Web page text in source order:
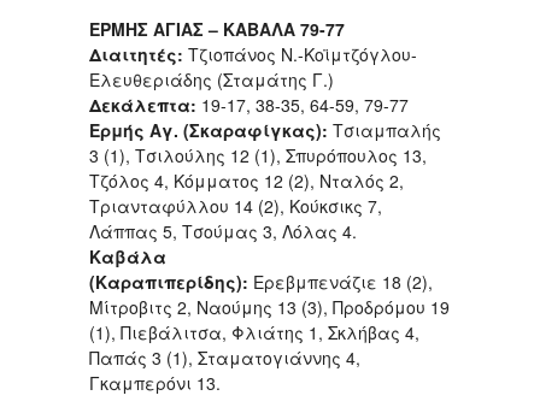
ΕΡΜΗΣ ΑΓΙΑΣ – ΚΑΒΑΛΑ 79-77
Διαιτητές: Τζιοπάνος Ν.-Κοϊμτζόγλου-
Ελευθεριάδης (Σταμάτης Γ.)
Δεκάλεπτα: 19-17, 38-35, 64-59, 79-77
Ερμής Αγ. (Σκαραφίγκας): Τσιαμπαλής
3 (1), Τσιλούλης 12 (1), Σπυρόπουλος 13,
Τζόλος 4, Κόμματος 12 (2), Νταλός 2,
Τριανταφύλλου 14 (2), Κούκσικς 7,
Λάππας 5, Τσούμας 3, Λόλας 4.
Καβάλα
(Καραπιπερίδης): Ερεβμπενάζιε 18 (2),
Μίτροβιτς 2, Ναούμης 13 (3), Προδρόμου 19
(1), Πιεβάλιτσα, Φλιάτης 1, Σκλήβας 4,
Παπάς 3 (1), Σταματογιάννης 4,
Γκαμπερόνι 13.